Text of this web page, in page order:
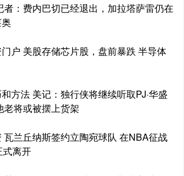
者：费内巴切已经退出，加拉塔萨雷仍在
户 美股存储芯片股，盘前暴跌 半导体
方法 美记：独行侠将继续听取PJ·华盛
老将或被摆上货架
瓦兰丘纳斯签约立陶宛球队 在NBA征战
式离开